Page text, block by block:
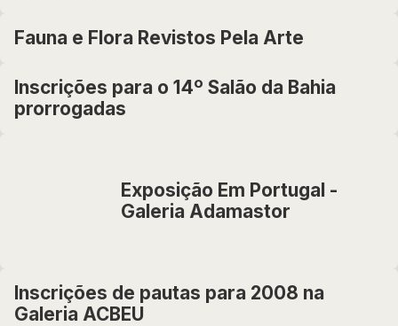
Fauna e Flora Revistos Pela Arte
Inscrições para o 14º Salão da Bahia
prorrogadas
Exposição Em Portugal -
Galeria Adamastor
Inscrições de pautas para 2008 na
Galeria ACBEU